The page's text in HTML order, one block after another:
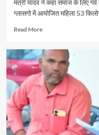
से
रामलला
के
दर्शन
के
लिए
रवाना
मंत्री यादव ने कहा समाज के लिए
ग्लासगो में आयोजित महिला 53
Read MoreRead
रजत
पदक
विजेता
ज्ञानेश्वरी
यादव
मंत्री
गजेंद्र